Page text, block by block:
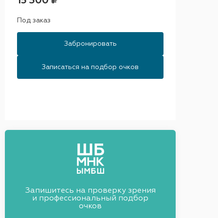
Под заказ
Забронировать
Записаться на подбор очков
Запишитесь на проверку зрения
и профессиональный подбор
очков